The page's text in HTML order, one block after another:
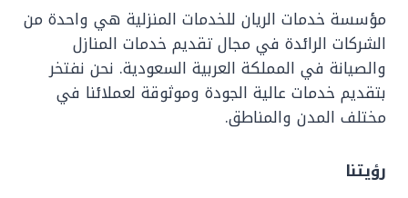
مؤسسة خدمات الريان للخدمات المنزلية هي واحدة من
الشركات الرائدة في مجال تقديم خدمات المنازل
والصيانة في المملكة العربية السعودية. نحن نفتخر
بتقديم خدمات عالية الجودة وموثوقة لعملائنا في
مختلف المدن والمناطق.
رؤيتنا